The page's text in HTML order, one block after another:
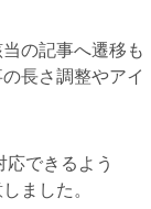
の記事へ遷移も
長さ調整やアイ
できるよう
ました。